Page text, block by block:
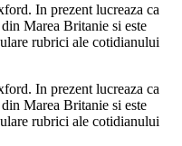
In prezent lucreaza ca
Marea Britanie si este
rubrici ale cotidianului
In prezent lucreaza ca
Marea Britanie si este
rubrici ale cotidianului